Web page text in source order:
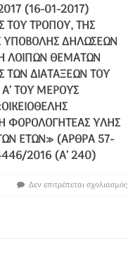
(16-01-2017)
ΤΟΥ ΤΡΌΠΟΥ, ΤΗΣ
ΥΠΟΒΟΛΉΣ ΔΗΛΏΣΕΩΝ
ΛΟΙΠΏΝ ΘΕΜΆΤΩΝ
ΔΙΑΤΆΞΕΩΝ ΤΟΥ
ΤΟΥ ΜΈΡΟΥΣ
ΦΟΡΟΛΟΓΗΤΈΑΣ ΎΛΗΣ
ΕΤΏΝ» (ΆΡΘΡΑ 57-
2016 (Α’ 240)
Δεν επιτρέπεται σχολιασμός